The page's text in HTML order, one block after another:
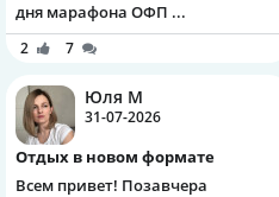
дня марафона ОФП ...
2 7
Юля М
31-07-2026
Отдых в новом формате
Всем привет! Позавчера